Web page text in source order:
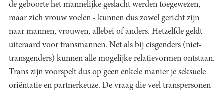
de geboorte het mannelijke geslacht werden toegewezen,
maar zich vrouw voelen - kunnen dus zowel gericht zijn
naar mannen, vrouwen, allebei of anders. Hetzelfde geldt
uiteraard voor transmannen. Net als bij cisgenders (niet-
transgenders) kunnen alle mogelijke relatievormen ontstaan.
Trans zijn voorspelt dus op geen enkele manier je seksuele
oriëntatie en partnerkeuze. De vraag die veel transpersonen